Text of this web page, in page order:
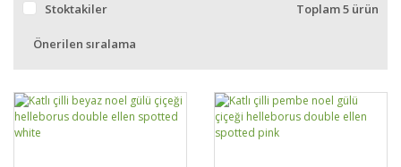
Stoktakiler Toplam 5 ürün